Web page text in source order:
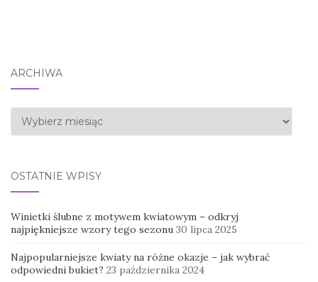
ARCHIWA
Archiwa
OSTATNIE WPISY
Winietki ślubne z motywem kwiatowym – odkryj
najpiękniejsze wzory tego sezonu 30 lipca 2025
Najpopularniejsze kwiaty na różne okazje – jak wybrać
odpowiedni bukiet? 23 października 2024